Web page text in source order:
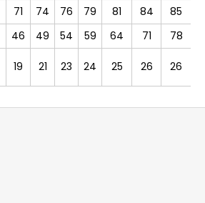
71 74 76 79 81 84
85
46 49 54 59 64 71
78
19 21 23 24 25 26 26